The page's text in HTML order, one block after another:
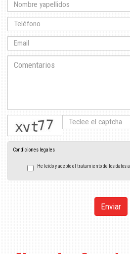
Condiciones legales
He leído y acepto el tratamiento de los datos
Enviar